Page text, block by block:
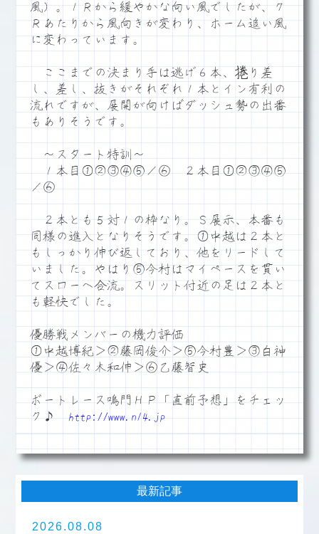
風）。１Ｒから緩やかな向い風でしたが、７
Ｒあたりから風向きが変わり、ホーム追い風
に変わっています。
ここまでの決まり手は逃げ６本、捲り差
し、差し、抜きがそれぞれ１本とイン有利の
流れですが、展開が向けばダッシュ勢の出番
もありそうです。
～スタート特訓～
１本目①②③④⑤／⑥ ２本目①②③④⑤
／⑥
２本とも５対１の枠なり。Ｓ展示、本番も
同様の進入となりそうです。①中越は２本と
もしっかり伸び返しており、他をリードして
いました。やはり⑤今村はマイペースを貫い
てスローへ合流。スリット付近の足は２本と
も軽快でした。
優勝戦メンバーの機力評価
①中越博紀＞②藤岡俊介＞⑤今村豊＞③白神
優＞④佐々木和伸＞⑥乙藤智史
ボートレース鳴門ＨＰ「直前予想」をチェッ
ク♪ http://www.n14.jp
最新記事
2026.08.08